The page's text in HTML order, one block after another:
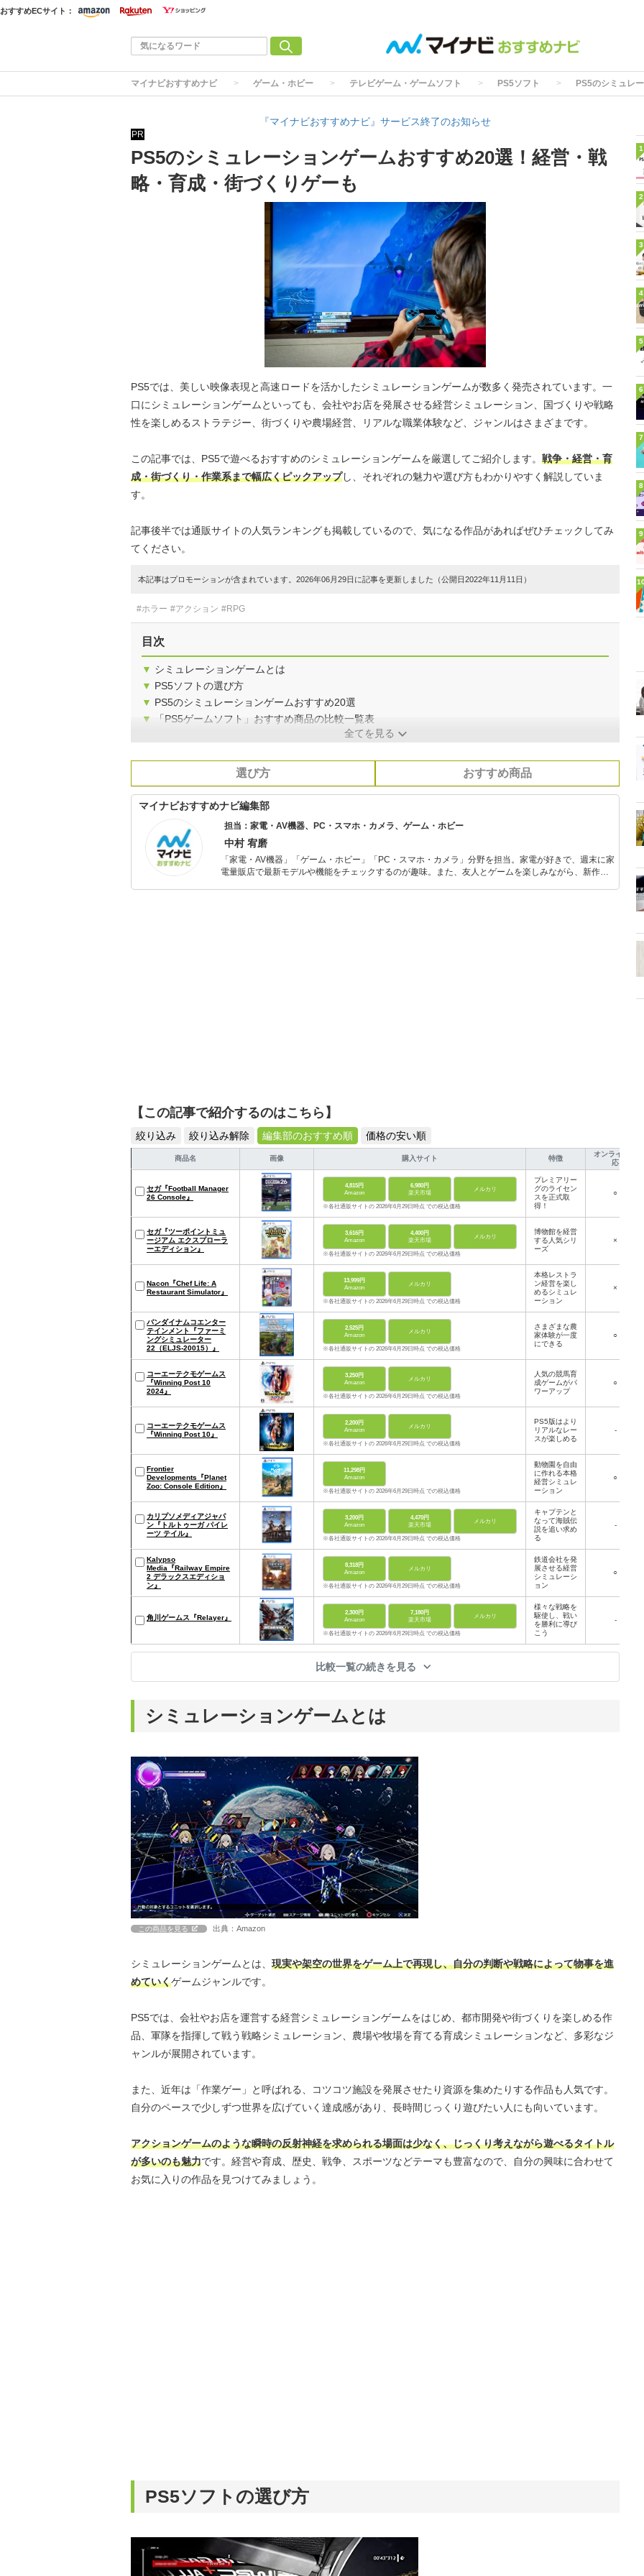
おすすめECサイト：
マイナビおすすめナビ ゲーム・ホビー テレビゲーム・ゲームソフト PS5ソフト PS5のシミュレ
『マイナビおすすめナビ』サービス終了のお知らせ
PR
PS5のシミュレーションゲームおすすめ20選！経営・戦
略・育成・街づくりゲーも
PS5では、美しい映像表現と高速ロードを活かしたシミュレーションゲームが数多く発売されています。一
口にシミュレーションゲームといっても、会社やお店を発展させる経営シミュレーション、国づくりや戦略
性を楽しめるストラテジー、街づくりや農場経営、リアルな職業体験など、ジャンルはさまざまです。
この記事では、PS5で遊べるおすすめのシミュレーションゲームを厳選してご紹介します。 戦争・経営・育
成・街づくり・作業系まで幅広くピックアップし、それぞれの魅力や選び方もわかりやすく解説していま
す。
記事後半では通販サイトの人気ランキングも掲載しているので、気になる作品があればぜひチェックしてみ
てください。
本記事はプロモーションが含まれています。2026年06月29日に記事を更新しました（公開日2022年11月11日）
#ホラー #アクション #RPG
目次
▼ シミュレーションゲームとは
▼ PS5ソフトの選び方
▼ PS5のシミュレーションゲームおすすめ20選
▼
「PS5ゲームソフト」おすすめ商品の比較一覧表
全てを見る
選び方 おすすめ商品
マイナビおすすめナビ編集部
担当：家電・AV機器、PC・スマホ・カメラ、ゲーム・ホビー
中村 宥磨
「家電・AV機器」「ゲーム・ホビー」「PC・スマホ・カメラ」分野を担当。家電が好きで、週末に家
電量販店で最新モデルや機能をチェックするのが趣味。また、友人とゲームを楽しみながら、新作タ
【この記事で紹介するのはこちら】
絞り込み 絞り込み解除 編集部のおすすめ順 価格の安い順
商品名 画像 購入サイト 特徴
オンライン対
応
セガ『Football Manager
26 Console』
4,815円
Amazon
6,980円
楽天市場
メルカリ
※各社通販サイトの 2026年6月29日時点 での税込価格
プレミアリー
グのライセン
スを正式取
得！
○
セガ『ツーポイントミュ
ージアム エクスプローラ
ーエディション』
3,616円
Amazon
4,400円
楽天市場
メルカリ
※各社通販サイトの 2026年6月29日時点 での税込価格
博物館を経営
する人気シリ
ーズ
×
Nacon『Chef Life: A
Restaurant Simulator』
13,999円
Amazon
メルカリ
※各社通販サイトの 2026年6月29日時点 での税込価格
本格レストラ
ン経営を楽し
めるシミュレ
ーション
×
バンダイナムコエンター
テインメント『ファーミ
ングシミュレーター
22（ELJS-20015）』
2,525円
Amazon
メルカリ
※各社通販サイトの 2026年6月29日時点 での税込価格
さまざまな農
家体験が一度
にできる
○
コーエーテクモゲームス
『Winning Post 10
2024』
3,250円
Amazon
メルカリ
※各社通販サイトの 2026年6月29日時点 での税込価格
人気の競馬育
成ゲームがパ
ワーアップ
○
コーエーテクモゲームス
『Winning Post 10』
2,200円
Amazon
メルカリ
※各社通販サイトの 2026年6月29日時点 での税込価格
PS5版はより
リアルなレー
スが楽しめる
-
Frontier
Developments『Planet
Zoo: Console Edition』
11,298円
Amazon
※各社通販サイトの 2026年6月29日時点 での税込価格
動物園を自由
に作れる本格
経営シミュレ
ーション
○
カリプソメディアジャパ
ン『トルトゥーガ パイレ
ーツ テイル』
3,200円
Amazon
4,470円
楽天市場
メルカリ
※各社通販サイトの 2026年6月29日時点 での税込価格
キャプテンと
なって海賊伝
説を追い求め
る
-
Kalypso
Media『Railway Empire
2 デラックスエディショ
ン』
8,318円
Amazon
メルカリ
※各社通販サイトの 2026年6月29日時点 での税込価格
鉄道会社を発
展させる経営
シミュレーシ
ョン
○
角川ゲームス『Relayer』
2,300円
Amazon
7,180円
楽天市場
メルカリ
※各社通販サイトの 2026年6月29日時点 での税込価格
様々な戦略を
駆使し、戦い
を勝利に導び
こう
-
比較一覧の続きを見る
シミュレーションゲームとは
この商品を見る 出典：Amazon
シミュレーションゲームとは、 現実や架空の世界をゲーム上で再現し、自分の判断や戦略によって物事を進
めていくゲームジャンルです。
PS5では、会社やお店を運営する経営シミュレーションゲームをはじめ、都市開発や街づくりを楽しめる作
品、軍隊を指揮して戦う戦略シミュレーション、農場や牧場を育てる育成シミュレーションなど、多彩なジ
ャンルが展開されています。
また、近年は「作業ゲー」と呼ばれる、コツコツ施設を発展させたり資源を集めたりする作品も人気です。
自分のペースで少しずつ世界を広げていく達成感があり、長時間じっくり遊びたい人にも向いています。
アクションゲームのような瞬時の反射神経を求められる場面は少なく、じっくり考えながら遊べるタイトル
が多いのも魅力です。経営や育成、歴史、戦争、スポーツなどテーマも豊富なので、自分の興味に合わせて
お気に入りの作品を見つけてみましょう。
PS5ソフトの選び方
1
2
3
4
5
6
7
8
9